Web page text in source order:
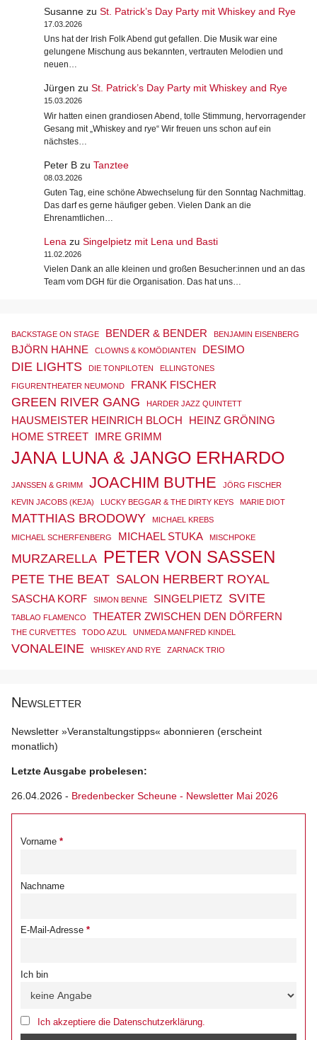
Susannezu St. Patrick’s Day Party mit Whiskey and Rye
17.03.2026
Uns hat der Irish Folk Abend gut gefallen. Die Musik war eine
gelungene Mischung aus bekannten, vertrauten Melodien und
neuen…
Jürgen zu St. Patrick’s Day Party mit Whiskey and Rye
15.03.2026
Wir hatten einen grandiosen Abend, tolle Stimmung, hervorragender
Gesang mit „Whiskey and rye“ Wir freuen uns schon auf ein
nächstes…
Peter Bzu Tanztee
08.03.2026
Guten Tag, eine schöne Abwechselung für den Sonntag Nachmittag.
Das darf es gerne häufiger geben. Vielen Dank an die
Ehrenamtlichen…
Lena zu Singelpietz mit Lena und Basti
11.02.2026
Vielen Dank an alle kleinen und großen Besucher:innen und an das
Team vom DGH für die Organisation. Das hat uns…
BACKSTAGE ON STAGE BENDER & BENDER BENJAMIN EISENBERG
BJÖRN HAHNE CLOWNS & KOMÖDIANTEN DESIMO
DIE LIGHTS DIE TONPILOTEN ELLINGTONES
FIGURENTHEATER NEUMOND FRANK FISCHER
GREEN RIVER GANG HARDER JAZZ QUINTETT
HAUSMEISTER HEINRICH BLOCH
HEINZ GRÖNING
HOME STREET IMRE GRIMM
JANA LUNA & JANGO ERHARDO
JANSSEN & GRIMM JOACHIM BUTHE
JÖRG FISCHER
KEVIN JACOBS (KEJA)
LUCKY BEGGAR & THE DIRTY KEYS MARIE DIOT
MATTHIAS BRODOWY MICHAEL KREBS
MICHAEL SCHERFENBERG MICHAEL STUKA MISCHPOKE
MURZARELLA PETER VON SASSEN
PETE THE BEAT SALON HERBERT ROYAL
SASCHA KORF SIMON BENNE SINGELPIETZ SVITE
TABLAO FLAMENCO THEATER ZWISCHEN DEN DÖRFERN
THE CURVETTES TODO AZUL UNMEDA MANFRED KINDEL
VONALEINE WHISKEY AND RYE ZARNACK TRIO
Newsletter
Newsletter »Veranstaltungstipps« abonnieren (erscheint
monatlich)
Letzte Ausgabe probelesen:
26.04.2026 - Bredenbecker Scheune - Newsletter Mai 2026
Vorname
Nachname
E-Mail-Adresse
Ich bin
Ich akzeptiere die Datenschutzerklärung.